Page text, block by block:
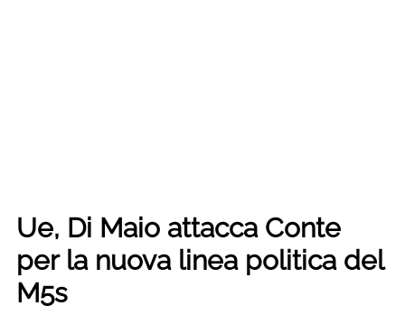
Ue, Di Maio attacca Conte
per la nuova linea politica del
M5s